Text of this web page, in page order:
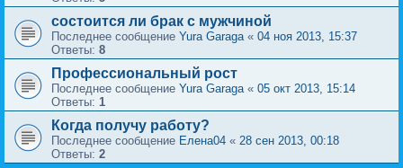
состоится ли брак с мужчиной
Последнее сообщение Yura Garaga« 04 ноя 2013, 15:37
Ответы: 8
Профессиональный рост
Последнее сообщение Yura Garaga« 05 окт 2013, 15:14
Ответы: 1
Когда получу работу?
Последнее сообщение Елена04 « 28 сен 2013, 00:18
Ответы: 2